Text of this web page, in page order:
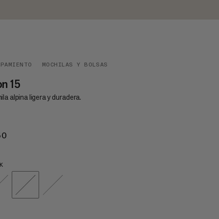
MOCHILAS Y BOLSAS
15
alpina ligera y duradera.